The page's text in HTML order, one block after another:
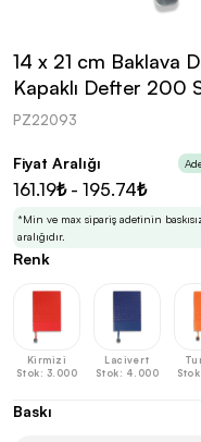
Teklif Al!
3
Markan için hayal ettiğin
Promozone’da bulduktan
14 x 21 cm Baklava
Kapaklı Defter 200
İç Kağıt
PZ22093
Fiyat Aralığı
161.19₺ - 195.74₺
*Min ve max sipariş adetinin
aralığıdır.
Renk
Kirmizi
Stok: 3.000
Lacivert
Stok: 4.000
Baskı